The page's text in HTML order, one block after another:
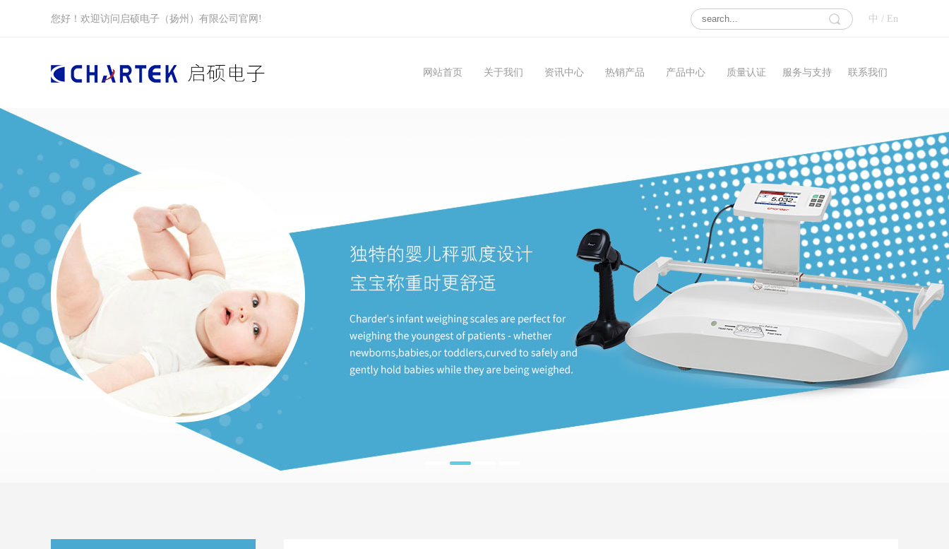
您好！欢迎访问启硕电子（扬州）有限公司官网! En
中 /
网站首页 关于我们 资讯中心 热销产品 产品中心 质量认证 服务与支持 联系我们